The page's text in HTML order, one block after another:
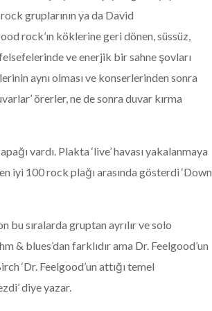
gruplarının ya da David
rock’ın köklerine geri dönen, süssüz,
ve enerjik bir sahne şovları
aynı olması ve konserlerinden sonra
örerler, ne de sonra duvar kırma
vardı. Plakta ‘live’ havası yakalanmaya
iyi 100 rock plağı arasında gösterdi ‘Down
bu sıralarda gruptan ayrılır ve solo
& blues’dan farklıdır ama Dr. Feelgood’un
‘Dr. Feelgood’un attığı temel
diye yazar.